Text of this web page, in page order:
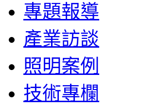
專題報導
產業訪談
照明案例
技術專欄